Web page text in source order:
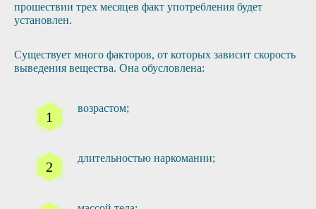
прошествии трех месяцев факт употребления будет
установлен.
Существует много факторов, от которых зависит скорость
выведения вещества. Она обусловлена:
возрастом;
длительностью наркомании;